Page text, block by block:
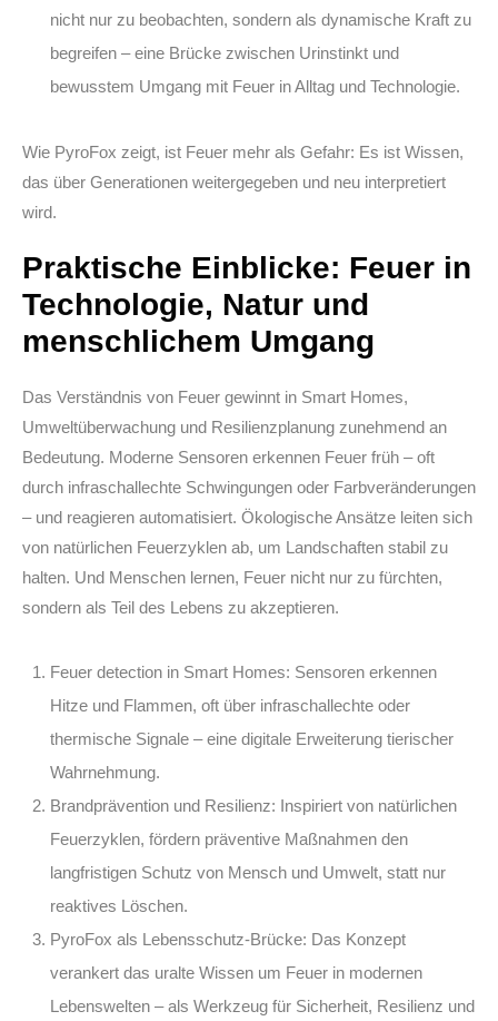
nicht nur zu beobachten, sondern als dynamische Kraft zu
begreifen – eine Brücke zwischen Urinstinkt und
bewusstem Umgang mit Feuer in Alltag und Technologie.
Wie PyroFox zeigt, ist Feuer mehr als Gefahr: Es ist Wissen,
das über Generationen weitergegeben und neu interpretiert
wird.
Praktische Einblicke: Feuer in
Technologie, Natur und
menschlichem Umgang
Das Verständnis von Feuer gewinnt in Smart Homes,
Umweltüberwachung und Resilienzplanung zunehmend an
Bedeutung. Moderne Sensoren erkennen Feuer früh – oft
durch infraschallechte Schwingungen oder Farbveränderungen
– und reagieren automatisiert. Ökologische Ansätze leiten sich
von natürlichen Feuerzyklen ab, um Landschaften stabil zu
halten. Und Menschen lernen, Feuer nicht nur zu fürchten,
sondern als Teil des Lebens zu akzeptieren.
Feuer detection in Smart Homes: Sensoren erkennen
Hitze und Flammen, oft über infraschallechte oder
thermische Signale – eine digitale Erweiterung tierischer
Wahrnehmung.
Brandprävention und Resilienz: Inspiriert von natürlichen
Feuerzyklen, fördern präventive Maßnahmen den
langfristigen Schutz von Mensch und Umwelt, statt nur
reaktives Löschen.
PyroFox als Lebensschutz-Brücke: Das Konzept
verankert das uralte Wissen um Feuer in modernen
Lebenswelten – als Werkzeug für Sicherheit, Resilienz und